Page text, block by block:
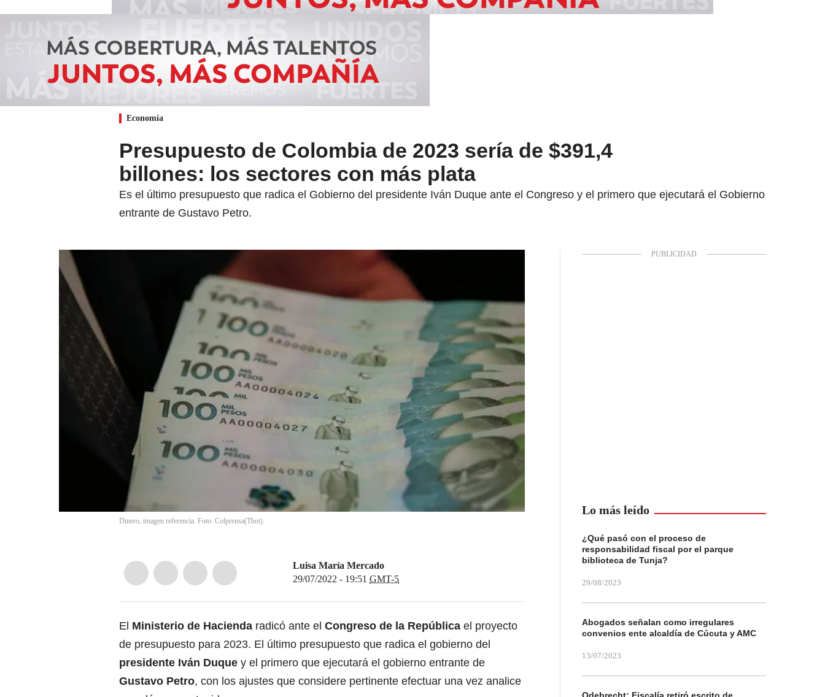
Economía
Presupuesto de Colombia de 2023 sería de $391,4
billones: los sectores con más plata
Es el último presupuesto que radica el Gobierno del presidente Iván Duque ante el Congreso y el primero que ejecutará el Gobierno
entrante de Gustavo Petro.
Dinero, imagen referencia. Foto: Colprensa(Thot).
Luisa María Mercado
29/07/2022 - 19:51 GMT-5
El Ministerio de Hacienda radicó ante el Congreso de la República el proyecto
de presupuesto para 2023. El último presupuesto que radica el gobierno del
presidente Iván Duque y el primero que ejecutará el gobierno entrante de
Gustavo Petro, con los ajustes que considere pertinente efectuar una vez analice
Lo más leído
¿Qué pasó con el proceso de
responsabilidad fiscal por el parque
biblioteca de Tunja?
29/08/2023
Abogados señalan como irregulares
convenios ente alcaldía de Cúcuta y AMC
13/07/2023